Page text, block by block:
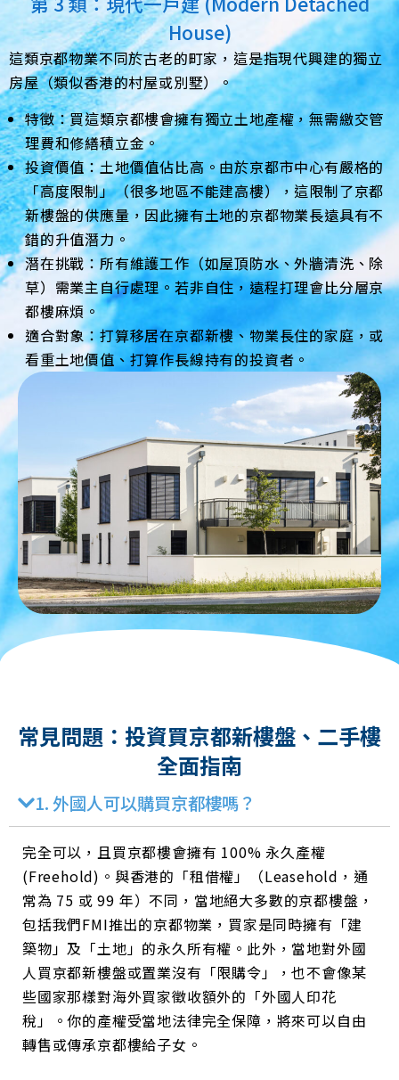
House)
這類京都物業不同於古老的町家，這是指現代興建的獨立
房屋（類似香港的村屋或別墅）。
特徵：買這類京都樓會擁有獨立土地產權，無需繳交管
理費和修繕積立金。
投資價值：土地價值佔比高。由於京都市中心有嚴格的
「高度限制」（很多地區不能建高樓），這限制了京都
新樓盤的供應量，因此擁有土地的京都物業長遠具有不
錯的升值潛力。
潛在挑戰：所有維護工作（如屋頂防水、外牆清洗、除
草）需業主自行處理。若非自住，遠程打理會比分層京
都樓麻煩。
適合對象：打算移居在京都新樓、物業長住的家庭，或
看重土地價值、打算作長線持有的投資者。
常見問題：投資買京都新樓盤、二手樓
全面指南
1. 外國人可以購買京都樓嗎？
完全可以，且買京都樓會擁有 100% 永久產權
(Freehold)。與香港的「租借權」（Leasehold，通
常為 75 或 99 年）不同，當地絕大多數的京都樓盤，
包括我們FMI推出的京都物業，買家是同時擁有「建
築物」及「土地」的永久所有權。此外，當地對外國
人買京都新樓盤或置業沒有「限購令」，也不會像某
些國家那樣對海外買家徵收額外的「外國人印花
稅」。你的產權受當地法律完全保障，將來可以自由
轉售或傳承京都樓給子女。